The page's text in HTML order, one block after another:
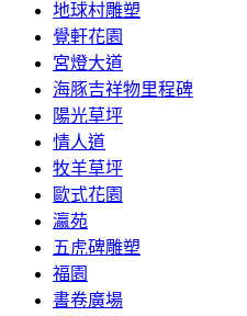
地球村雕塑
覺軒花園
宮燈大道
海豚吉祥物里程碑
陽光草坪
情人道
牧羊草坪
歐式花園
瀛苑
五虎碑雕塑
福園
書卷廣場